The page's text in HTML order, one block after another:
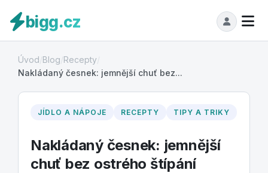
bigg.cz
Úvod Blog Recepty
Nakládaný česnek: jemnější chuť bez...
JÍDLO A NÁPOJE RECEPTY TIPY A TRIKY
Nakládaný česnek: jemnější
chuť bez ostrého štípání